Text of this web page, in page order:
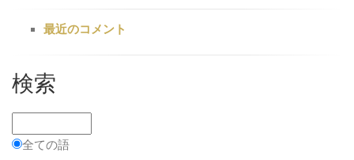
最近のコメント
検索
全ての語